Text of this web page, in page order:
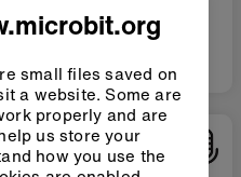
Fabriquer un jouet
multi-sensoriel
Débutant
small files saved on
a website. Some are
properly and are
us store your
how you use the